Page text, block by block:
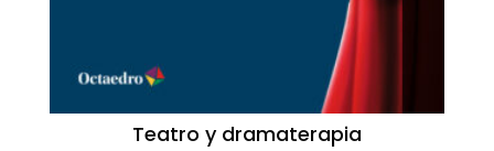
Teatro y dramaterapia